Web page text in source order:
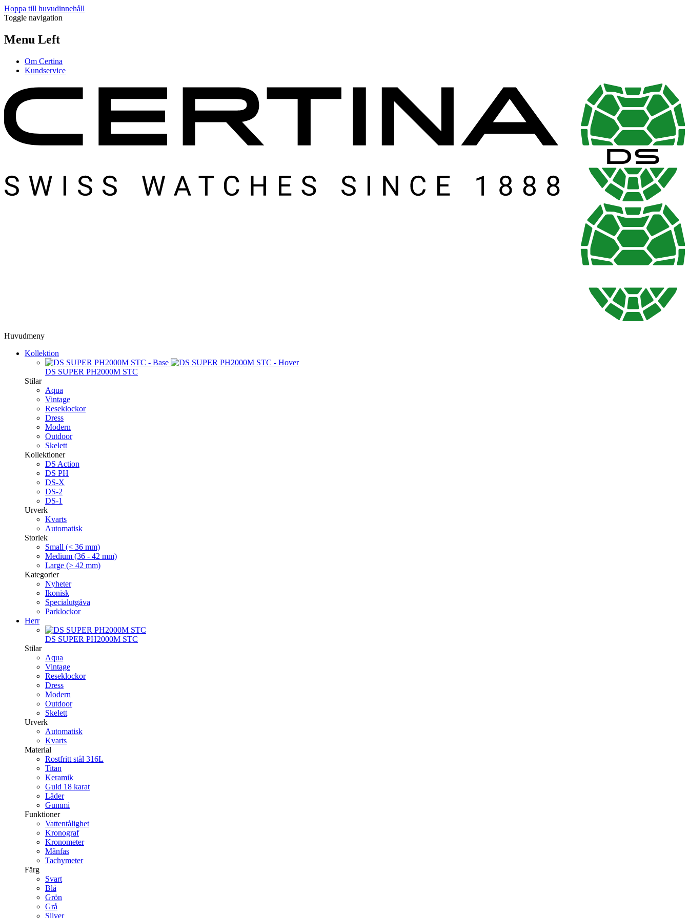
Hoppa till huvudinnehåll
Toggle navigation
Menu Left
Om Certina
Kundservice
Huvudmeny
Kollektion
DS SUPER PH2000M STC
Stilar
Aqua
Vintage
Reseklockor
Dress
Modern
Outdoor
Skelett
Kollektioner
DS Action
DS PH
DS-X
DS-2
DS-1
Urverk
Kvarts
Automatisk
Storlek
Small (< 36 mm)
Medium (36 - 42 mm)
Large (> 42 mm)
Kategorier
Nyheter
Ikonisk
Specialutgåva
Parklockor
Herr
DS SUPER PH2000M STC
Stilar
Aqua
Vintage
Reseklockor
Dress
Modern
Outdoor
Skelett
Urverk
Automatisk
Kvarts
Material
Rostfritt stål 316L
Titan
Keramik
Guld 18 karat
Läder
Gummi
Funktioner
Vattentålighet
Kronograf
Kronometer
Månfas
Tachymeter
Färg
Svart
Blå
Grön
Grå
Silver